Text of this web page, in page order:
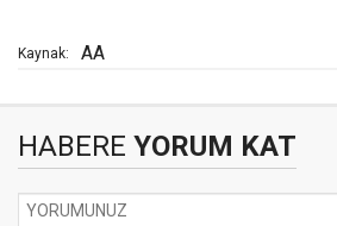
Kaynak: AA
HABERE YORUM KAT